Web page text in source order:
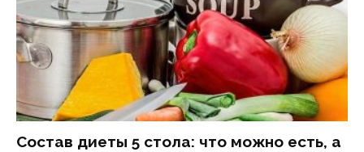
Состав диеты 5 стола: что можно есть, а